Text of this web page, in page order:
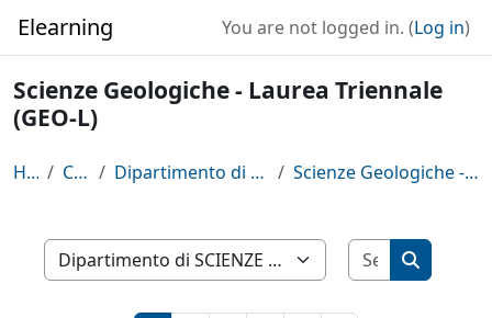
Elearning You are not logged in. (Log in)
Scienze Geologiche - Laurea Triennale
(GEO-L)
Home Courses Dipartimento di SCIENZE DELLA TERRA Scienze Geologiche - Laurea Triennale (GEO-L)
Course categories
Search
Search